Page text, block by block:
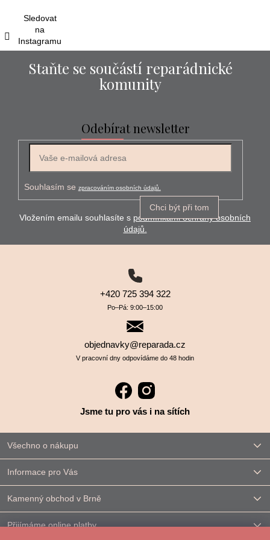
Sledovat
na
Instagramu
Staňte se součástí reparádnické
komunity
Odebírat newsletter
Souhlasím se zpracováním osobních údajů.
Chci být při tom
Vložením emailu souhlasíte s podmínkami ochrany osobních
údajů.
+420 725 394 322
Po–⁠⁠⁠⁠⁠⁠Pá: 9:00–⁠⁠⁠⁠⁠⁠15:00
objednavky@reparada.cz
V pracovní dny odpovídáme do 48 hodin
Jsme tu pro vás i na sítích
Všechno o nákupu
Informace pro Vás
Kamenný obchod v Brně
Přijímáme online platby